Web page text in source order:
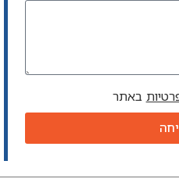
באתר